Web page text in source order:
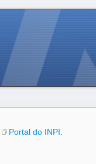
Portal do INPI.